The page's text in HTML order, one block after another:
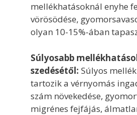
mellékhatásoknál enyhe
vörösödése,
olyan 10-15%-ában
Súlyosabb
szedésétől: Súlyos
tartozik a vérnyomás
szám növekedése,
migrénes fejfájás,